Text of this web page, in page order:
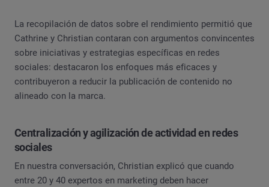
La recopilación de datos sobre el rendimiento permitió que
Cathrine y Christian contaran con argumentos convincentes
sobre iniciativas y estrategias específicas en redes
sociales: destacaron los enfoques más eficaces y
contribuyeron a reducir la publicación de contenido no
alineado con la marca.
Centralización y agilización de actividad en redes
sociales
En nuestra conversación, Christian explicó que cuando
entre 20 y 40 expertos en marketing deben hacer